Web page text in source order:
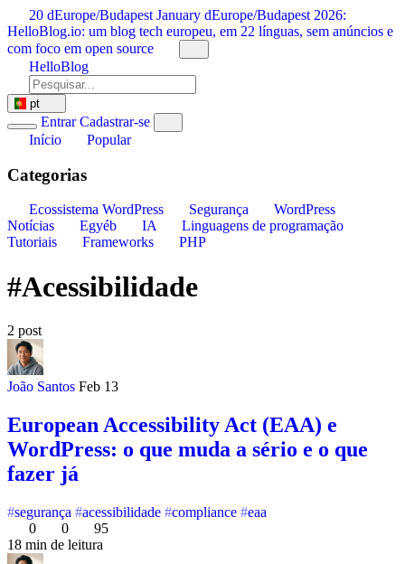
Saltar
para
o
conteúdo
20 dEurope/Budapest January dEurope/Budapest 2026:
HelloBlog.io: um blog tech europeu, em 22 línguas, sem anúncios e
com foco em open source
HelloBlog
pt
EntrarCadastrar-se
Início
Popular
Categorias
Ecossistema WordPress Segurança
WordPress
Notícias
Egyéb IA
Linguagens de programação
Tutoriais
Frameworks PHP
#Acessibilidade
2 post
João Santos Feb 13
European Accessibility Act (EAA) e
WordPress: o que muda a sério e o que
fazer já
segurança acessibilidade compliance
eaa
0
0
95
18 min de leitura